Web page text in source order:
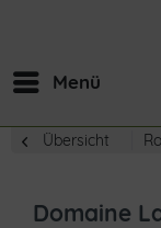
Menü
Übersicht
Domaine